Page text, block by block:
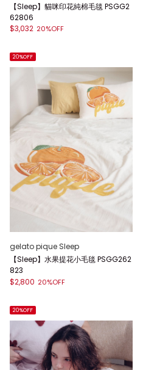
【Sleep】貓咪印花純棉毛毯 PSGG2
62806
$3,032 20%OFF
20%OFF
gelato pique Sleep
【Sleep】水果提花小毛毯 PSGG262
823
$2,800 20%OFF
20%OFF